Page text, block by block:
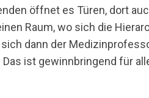
öffnet es Türen, dort
Raum, wo sich die
dann der
ist gewinnbringend für